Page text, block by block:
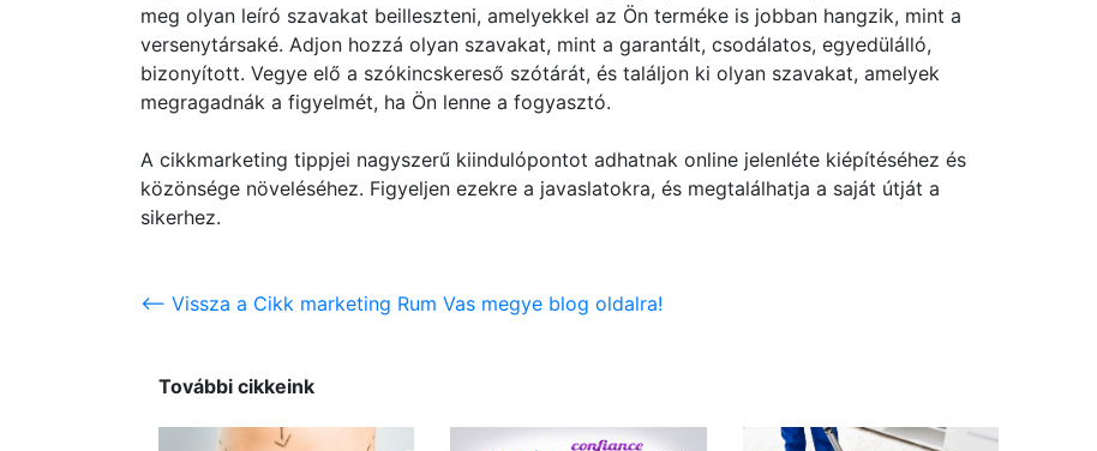
meg olyan leíró szavakat beilleszteni, amelyekkel az Ön terméke is jobban hangzik, mint a
versenytársaké. Adjon hozzá olyan szavakat, mint a garantált, csodálatos, egyedülálló,
bizonyított. Vegye elő a szókincskereső szótárát, és találjon ki olyan szavakat, amelyek
megragadnák a figyelmét, ha Ön lenne a fogyasztó.
A cikkmarketing tippjei nagyszerű kiindulópontot adhatnak online jelenléte kiépítéséhez és
közönsége növeléséhez. Figyeljen ezekre a javaslatokra, és megtalálhatja a saját útját a
sikerhez.
<-- Vissza a Cikk marketing Rum Vas megye blog oldalra!
További cikkeink